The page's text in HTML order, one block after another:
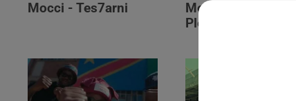
Mocci - Tes7arni
Monsieur Nov‬ -
Please (feat. RSKO)